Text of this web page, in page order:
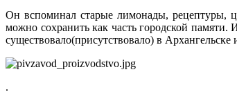
Он вспоминал старые лимонады, рецептуры,
можно сохранить как часть городской памяти.
существовало(присутствовало) в
.